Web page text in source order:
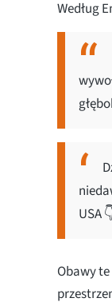
Według
USA
Obawy